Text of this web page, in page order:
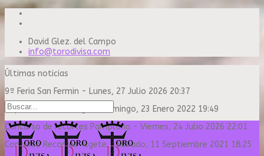
David Glez. del Campo
info@torodivisa.com
Últimas noticias
9ª Feria San Fermin - Lunes, 27 Julio 2026 20:37
Capea Sanse Domingo
Domingo, 23 Enero 2022 19:49
Concurso de recortes Pamplona - Viernes, 24 Julio 2026 22:01
Concurso Recortes Algete-Sábado, 11 Septiembre 2021 18:25